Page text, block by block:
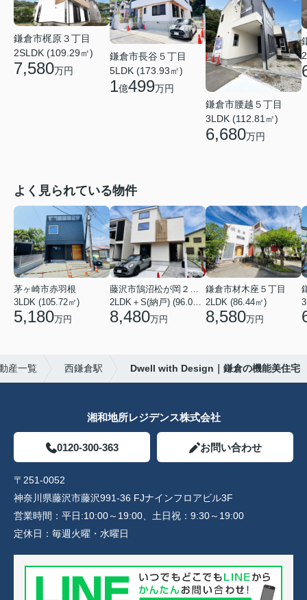
鎌倉市梶原３丁目
2SLDK (109.29㎡)
7,580万円
鎌倉市長谷５丁目
5LDK (173.93㎡)
1億499万円
鎌倉市腰越５丁目
3LDK (112.81㎡)
6,680万円
よく見られている物件
茅ヶ崎市赤羽根
3LDK (105.72㎡)
5,180万円
藤沢市鵠沼松が岡２丁目
2LDK＋S(納戸) (96.05㎡)
8,480万円
鎌倉市材木座５丁目
2LDK (86.44㎡)
8,580万円
産一覧 西鎌倉駅 Dwell with Design｜鎌倉の機能美住宅
湘和地所レジデンス株式会社
0120-300-363 お問い合わせ
〒251-0052
神奈川県藤沢市藤沢991-36 FJナインフロアビル3F
営業時間： 平日:10:00～19:00、土日祝：9:30～19:00
定休日： 毎週火曜・水曜日